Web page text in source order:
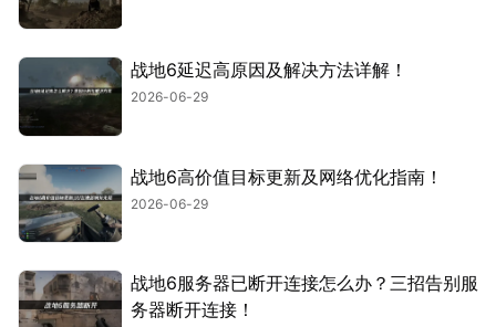
战地6延迟高原因及解决方法详解！
2026-06-29
战地6高价值目标更新及网络优化指南！
2026-06-29
战地6服务器已断开连接怎么办？三招告别服
务器断开连接！